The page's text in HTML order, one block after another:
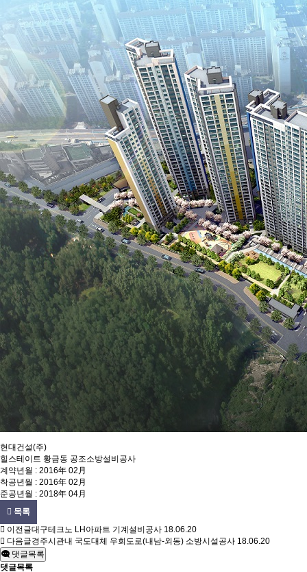
현대건설(주)
힐스테이트 황금동 공조소방설비공사
계약년월 : 2016年 02月
착공년월 : 2016年 02月
준공년월 : 2018年 04月
목록
이전글대구테크노 LH아파트 기계설비공사 18.06.20
다음글경주시관내 국도대체 우회도로(내남-외동) 소방시설공사 18.06.20
댓글목록
댓글목록